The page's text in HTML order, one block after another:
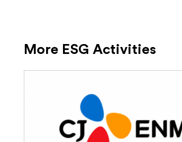
More ESG Activities